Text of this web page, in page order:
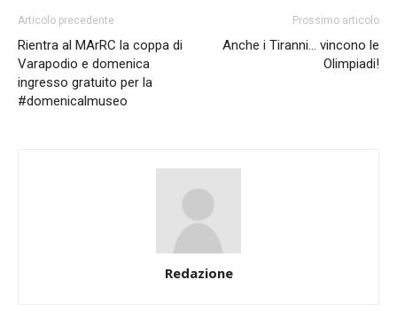
Articolo precedente
Rientra al MArRC la coppa di
Varapodio e domenica
ingresso gratuito per la
#domenicalmuseo
Prossimo articolo
Anche i Tiranni… vincono le
Olimpiadi!
Redazione